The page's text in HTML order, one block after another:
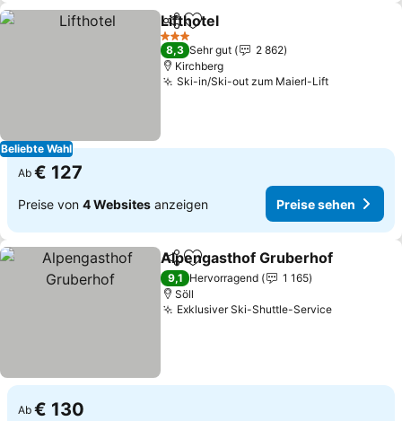
Beliebte Wahl
TeilenZu Favoriten hinzufügen
Lifthotel
3 Sterne
8,3 Sehr gut
2 862
Kirchberg
Ski-in/Ski-out zum Maierl-LiftPreise
Ab € 127
Preise von 4 Websites anzeigen Preise sehen
TeilenZu Favoriten hinzufügen
Alpengasthof Gruberhof
9,1 Hervorragend
1 165
Söll
Exklusiver Ski-Shuttle-ServicePreise
Ab € 130